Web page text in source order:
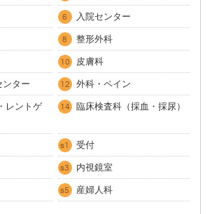
6 入院センター
8 整形外科
10 皮膚科
ンター 12 外科・ペイン
レントゲ
14 臨床検査科（採血・採尿）
s1 受付
s3 内視鏡室
s5 産婦人科